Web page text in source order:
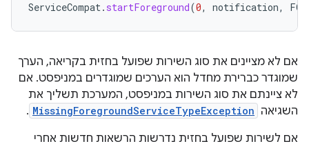
ServiceCompat. startForeground(0, notification,
אם לא מציינים את סוג השירות שפועל בחזית בקריאה, הערך
שמוגדר כברירת מחדל הוא הערכים שמוגדרים במניפסט. אם
לא ציינתם את סוג השירות במניפסט, המערכת תשליך את
השגיאה MissingForegroundServiceTypeException
.
אם לשירות שפועל בחזית נדרשות הרשאות חדשות אחרי